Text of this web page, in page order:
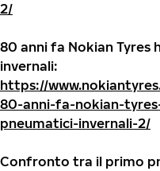
2/
80 anni fa Nokian Tyres
invernali:
https://
80-anni-fa-nokian-
pneumatici-invernali-2/
Confronto tra il primo